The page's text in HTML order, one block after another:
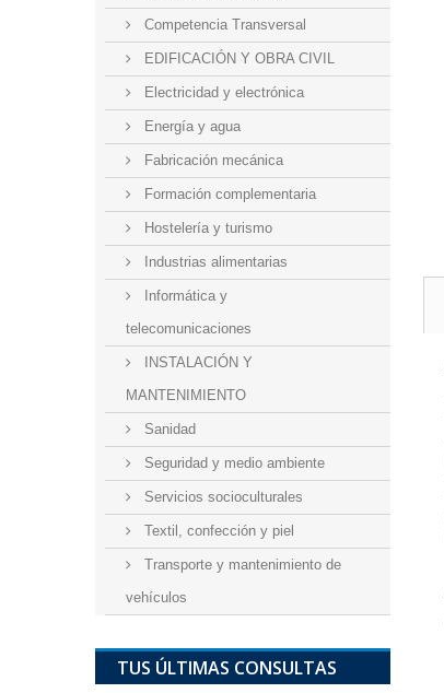
Competencia Transversal
EDIFICACIÓN Y OBRA CIVIL
Electricidad y electrónica
Energía y agua
Fabricación mecánica
Formación complementaria
Hostelería y turismo
Industrias alimentarias
Informática y
telecomunicaciones
INSTALACIÓN Y
MANTENIMIENTO
Sanidad
Seguridad y medio ambiente
Servicios socioculturales
Textil, confección y piel
Transporte y mantenimiento de
vehículos
TUS ÚLTIMAS CONSULTAS